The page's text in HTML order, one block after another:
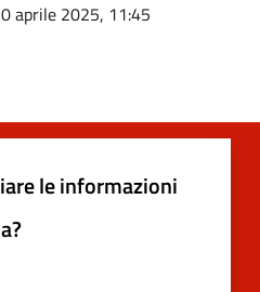
aprile 2025, 11:45
le informazioni